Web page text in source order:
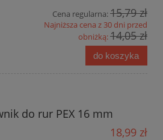
Cena regularna:15,79 zł
Najniższa cena z 30 dni przed
obniżką:14,05 zł
do koszyka
do rur PEX 16 mm
18,99 zł